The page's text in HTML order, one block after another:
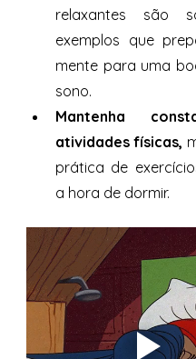
relaxantes são
exemplos que
mente para uma
sono.
Mantenha
atividades físicas,
prática de
a hora de dormir.